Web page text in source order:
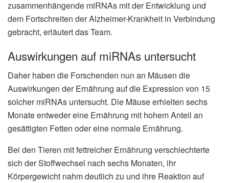
zusammenhängende miRNAs mit der Entwicklung und
dem Fortschreiten der Alzheimer-Krankheit in Verbindung
gebracht, erläutert das Team.
Auswirkungen auf miRNAs untersucht
Daher haben die Forschenden nun an Mäusen die
Auswirkungen der Ernährung auf die Expression von 15
solcher miRNAs untersucht. Die Mäuse erhielten sechs
Monate entweder eine Ernährung mit hohem Anteil an
gesättigten Fetten oder eine normale Ernährung.
Bei den Tieren mit fettreicher Ernährung verschlechterte
sich der Stoffwechsel nach sechs Monaten, ihr
Körpergewicht nahm deutlich zu und ihre Reaktion auf